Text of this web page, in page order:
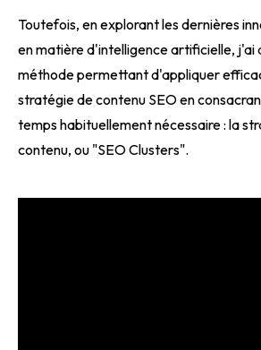
Toutefois, en explorant les dernières
en matière d'intelligence artificielle, j'ai
méthode permettant d'appliquer
stratégie de contenu SEO en
temps habituellement nécessaire : la
contenu, ou "SEO Clusters".